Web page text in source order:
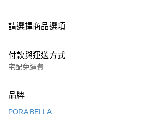
請選擇商品選項
付款與運送方式
宅配免運費
信用卡一次付款
品牌
PORA BELLA